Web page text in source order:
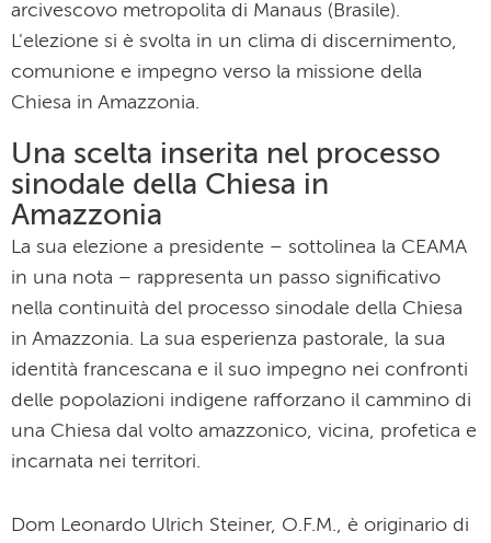
arcivescovo metropolita di Manaus (Brasile).
L'elezione si è svolta in un clima di discernimento,
comunione e impegno verso la missione della
Chiesa in Amazzonia.
Una scelta inserita nel processo
sinodale della Chiesa in
Amazzonia
La sua elezione a presidente – sottolinea la CEAMA
in una nota – rappresenta un passo significativo
nella continuità del processo sinodale della Chiesa
in Amazzonia. La sua esperienza pastorale, la sua
identità francescana e il suo impegno nei confronti
delle popolazioni indigene rafforzano il cammino di
una Chiesa dal volto amazzonico, vicina, profetica e
incarnata nei territori.
Dom Leonardo Ulrich Steiner, O.F.M., è originario di